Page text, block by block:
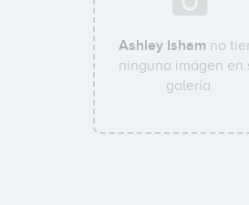
Ashley Isham no
ninguna imágen en
galería.